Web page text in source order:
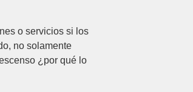
o servicios si los
no solamente
¿por qué lo